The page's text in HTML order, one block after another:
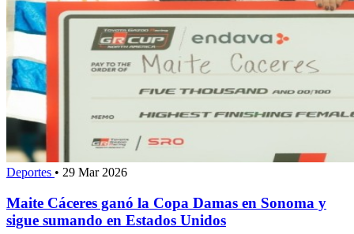
Deportes • 29 Mar 2026
Maite Cáceres ganó la Copa Damas en Sonoma y
sigue sumando en Estados Unidos